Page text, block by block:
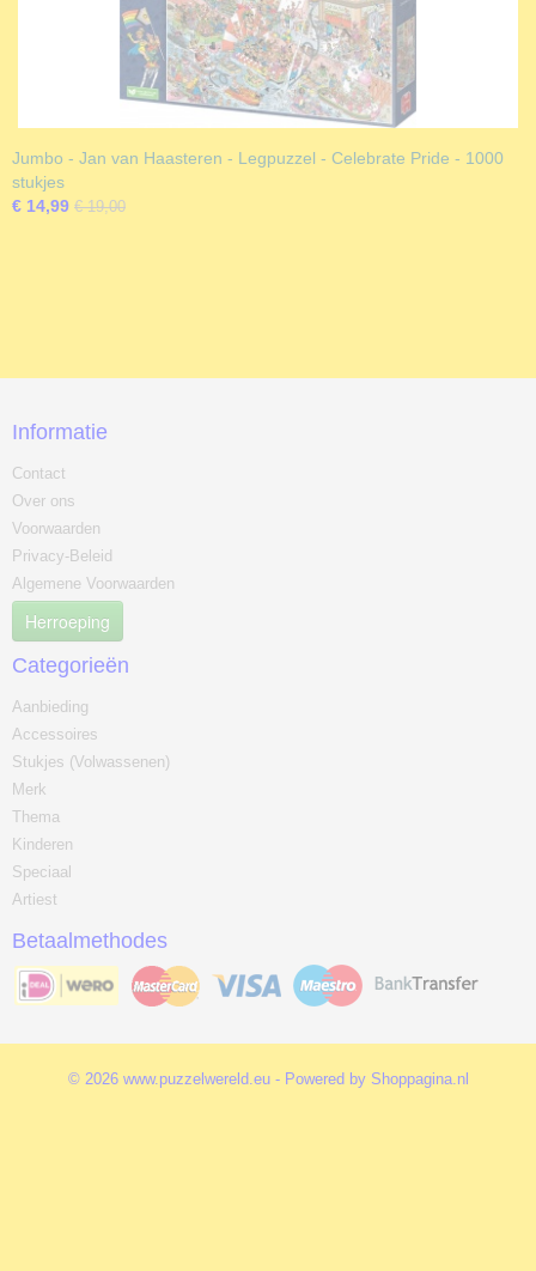
Jumbo - Jan van Haasteren - Legpuzzel - Celebrate Pride - 1000
stukjes
€ 14,99 € 19,00
Informatie
Contact
Over ons
Voorwaarden
Privacy-Beleid
Algemene Voorwaarden
Herroeping
Categorieën
Aanbieding
Accessoires
Stukjes (Volwassenen)
Merk
Thema
Kinderen
Speciaal
Artiest
Betaalmethodes
© 2026 www.puzzelwereld.eu - Powered by Shoppagina.nl